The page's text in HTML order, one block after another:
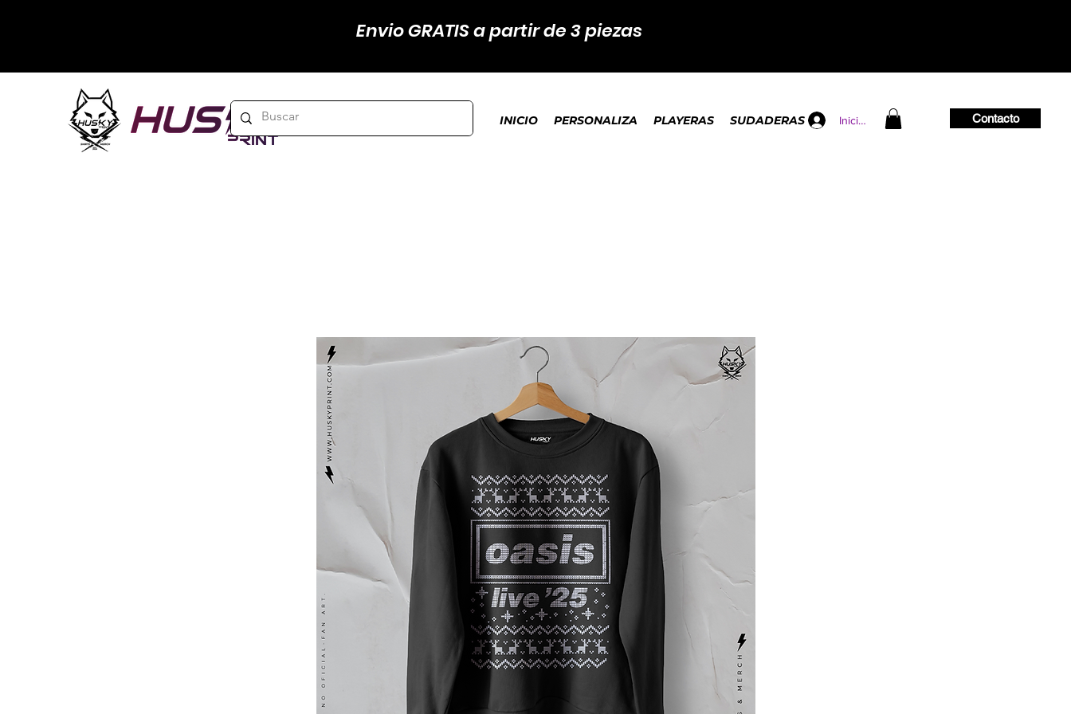
Envio GRATIS a partir de 3 piezas
INICIO PERSONALIZA PLAYERAS SUDADERAS Iniciar sesión Contacto